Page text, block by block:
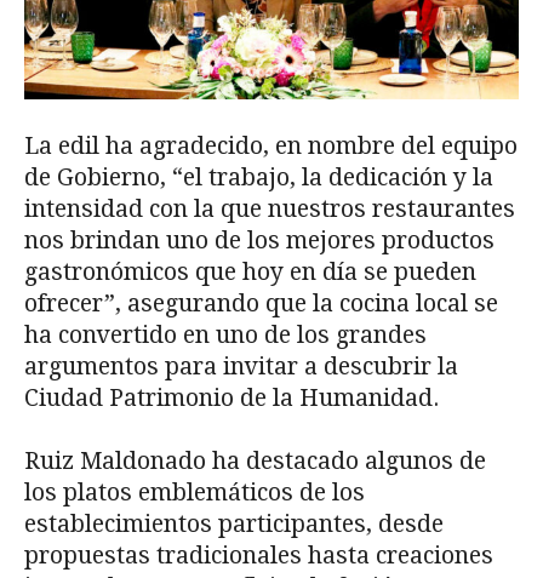
La edil ha agradecido, en nombre del equipo
de Gobierno, “el trabajo, la dedicación y la
intensidad con la que nuestros restaurantes
nos brindan uno de los mejores productos
gastronómicos que hoy en día se pueden
ofrecer”, asegurando que la cocina local se
ha convertido en uno de los grandes
argumentos para invitar a descubrir la
Ciudad Patrimonio de la Humanidad.
Ruiz Maldonado ha destacado algunos de
los platos emblemáticos de los
establecimientos participantes, desde
propuestas tradicionales hasta creaciones